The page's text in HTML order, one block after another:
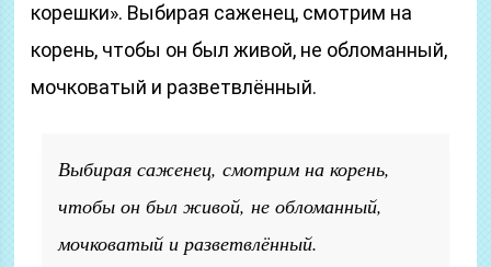
корешки». Выбирая саженец, смотрим на
корень, чтобы он был живой, не обломанный,
мочковатый и разветвлённый.
Выбирая саженец, смотрим на корень,
чтобы он был живой, не обломанный,
мочковатый и разветвлённый.